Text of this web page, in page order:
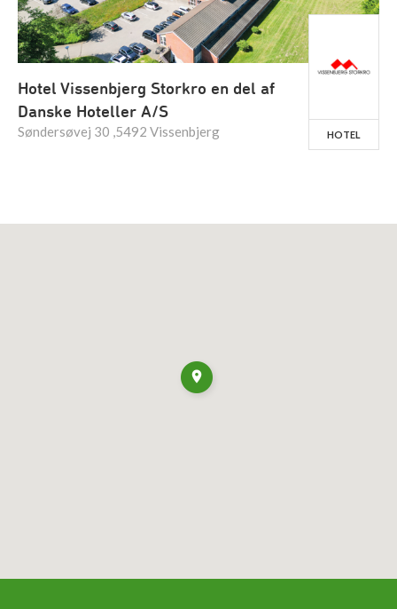
Hotel Vissenbjerg Storkro en del af
Danske Hoteller A/S
Søndersøvej 30 ,5492 Vissenbjerg HOTEL